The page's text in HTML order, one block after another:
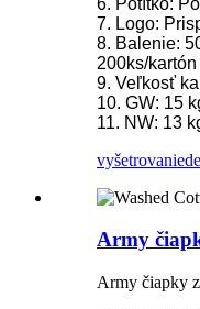
7. Logo:
8. Balenie:
200ks/kartón
9. Veľkosť
10. GW: 15
11. NW: 13
vyšetrovanie
Army
Army čiapky